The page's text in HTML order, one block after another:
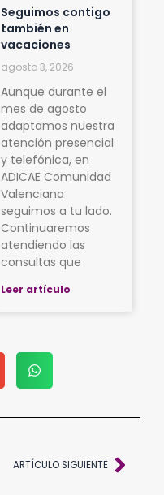
Seguimos contigo
también en
vacaciones
agosto 3, 2026
Aunque durante el
mes de agosto
adaptamos nuestra
atención presencial
y telefónica, en
ADICAE Comunidad
Valenciana
seguimos a tu lado.
Continuaremos
atendiendo las
consultas que
Leer artículo
ARTÍCULO SIGUIENTE